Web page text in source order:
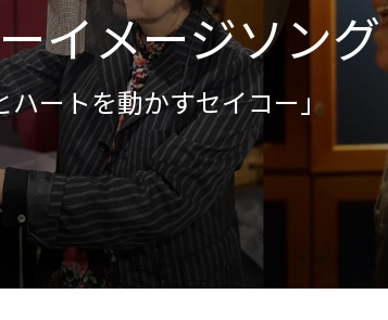
イメージソング
ハートを動かすセイコー」